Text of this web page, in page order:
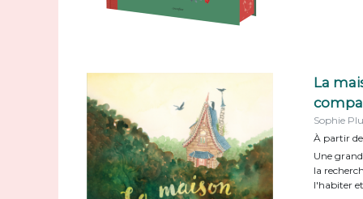
La
Sophie
À partir
Une
la
l'habiter